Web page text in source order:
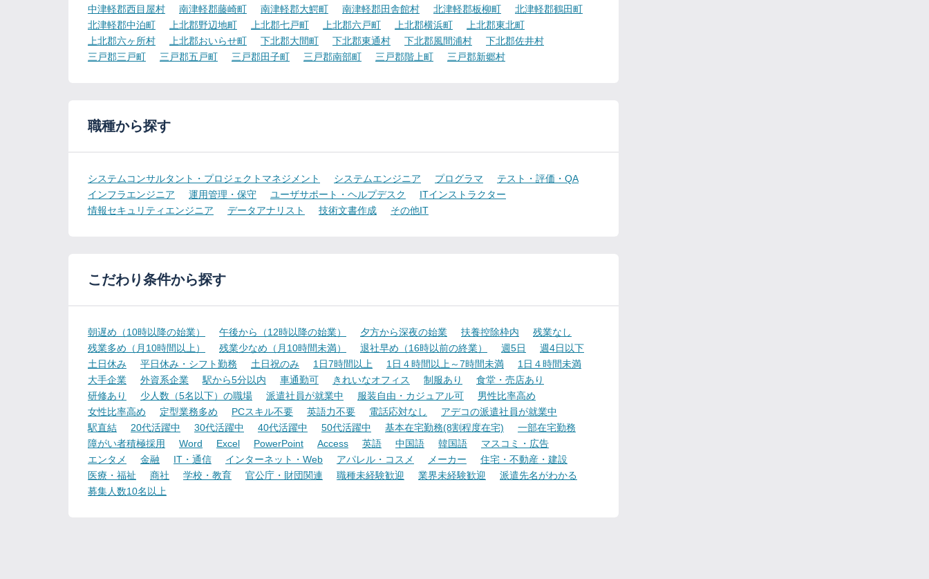
中津軽郡西目屋村
南津軽郡藤崎町 南津軽郡大鰐町 南津軽郡田舎館村 北津軽郡板柳町
北津軽郡鶴田町
北津軽郡中泊町
上北郡野辺地町 上北郡七戸町 上北郡六戸町 上北郡横浜町
上北郡東北町
上北郡六ヶ所村
上北郡おいらせ町 下北郡大間町 下北郡東通村 下北郡風間浦村
下北郡佐井村
三戸郡三戸町
三戸郡五戸町 三戸郡田子町 三戸郡南部町 三戸郡階上町 三戸郡新郷村
職種から探す
システムコンサルタント・プロジェクトマネジメント システムエンジニア プログラマ
テスト・評価・QA
インフラエンジニア
運用管理・保守 ユーザサポート・ヘルプデスク
ITインストラクター
情報セキュリティエンジニア
データアナリスト 技術文書作成 その他IT
こだわり条件から探す
朝遅め（10時以降の始業） 午後から（12時以降の始業） 夕方から深夜の始業 扶養控除枠内
残業なし
残業多め（月10時間以上）
残業少なめ（月10時間未満） 退社早め（16時以前の終業） 週5日
週4日以下
土日休み
平日休み・シフト勤務 土日祝のみ 1日7時間以上 1日４時間以上～7時間未満
1日４時間未満
大手企業
外資系企業 駅から5分以内 車通勤可 きれいなオフィス 制服あり
食堂・売店あり
研修あり
少人数（5名以下）の職場 派遣社員が就業中 服装自由・カジュアル可
男性比率高め
女性比率高め
定型業務多め PCスキル不要 英語力不要 電話応対なし
アデコの派遣社員が就業中
駅直結
20代活躍中 30代活躍中 40代活躍中 50代活躍中 基本在宅勤務(8割程度在宅)
一部在宅勤務
障がい者積極採用
Word Excel PowerPoint Access 英語 中国語 韓国語
マスコミ・広告
エンタメ
金融 IT・通信 インターネット・Web アパレル・コスメ メーカー
住宅・不動産・建設
医療・福祉
商社 学校・教育 官公庁・財団関連 職種未経験歓迎 業界未経験歓迎
派遣先名がわかる
募集人数10名以上